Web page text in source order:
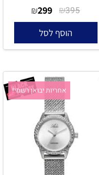
₪395
₪299
הוסף לסל
אחריות יבואן רשמי!